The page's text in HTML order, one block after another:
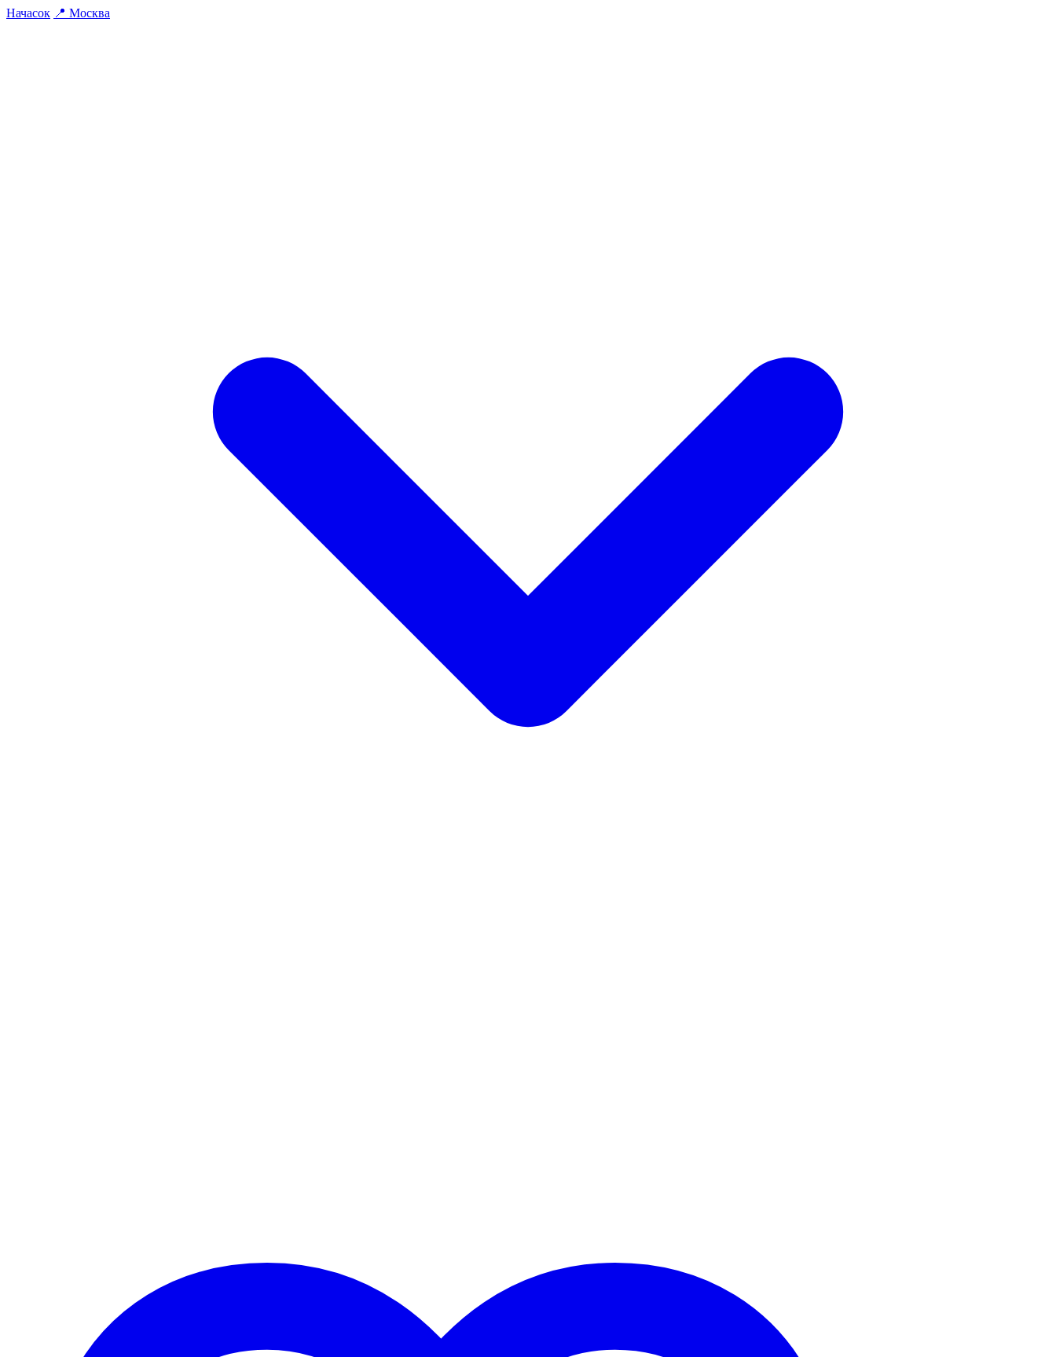
Начасок 📍 Москва